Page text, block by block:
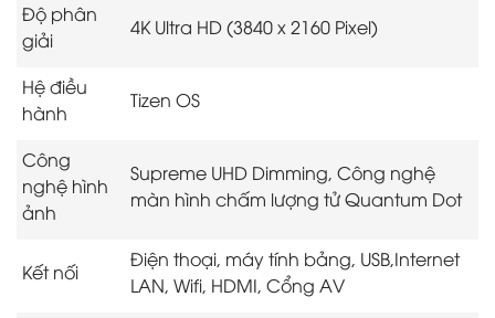
Độ phân
giải
4K Ultra HD (3840 x 2160 Pixel)
Hệ điều
hành
Tizen OS
Công
nghệ hình
ảnh
Supreme UHD Dimming, Công nghệ
màn hình chấm lượng tử Quantum Dot
Kết nối
Điện thoại, máy tính bảng, USB,Internet
LAN, Wifi, HDMI, Cổng AV